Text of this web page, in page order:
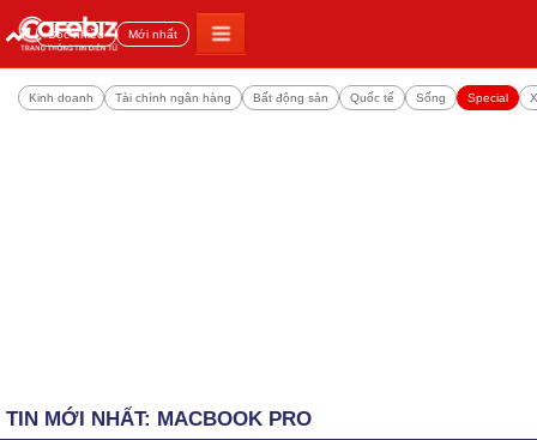
Đọc nhiều Mới nhất
Kinh doanh Tài chính ngân hàng Bất động sản Quốc tế Sống Special
TIN MỚI NHẤT: MACBOOK PRO